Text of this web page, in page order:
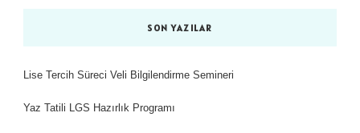
SON YAZILAR
Lise Tercih Süreci Veli Bilgilendirme Semineri
Yaz Tatili LGS Hazırlık Programı